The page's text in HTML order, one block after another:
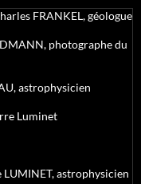
FRANKEL, géologue
photographe du
astrophysicien
Luminet
LUMINET, astrophysicien